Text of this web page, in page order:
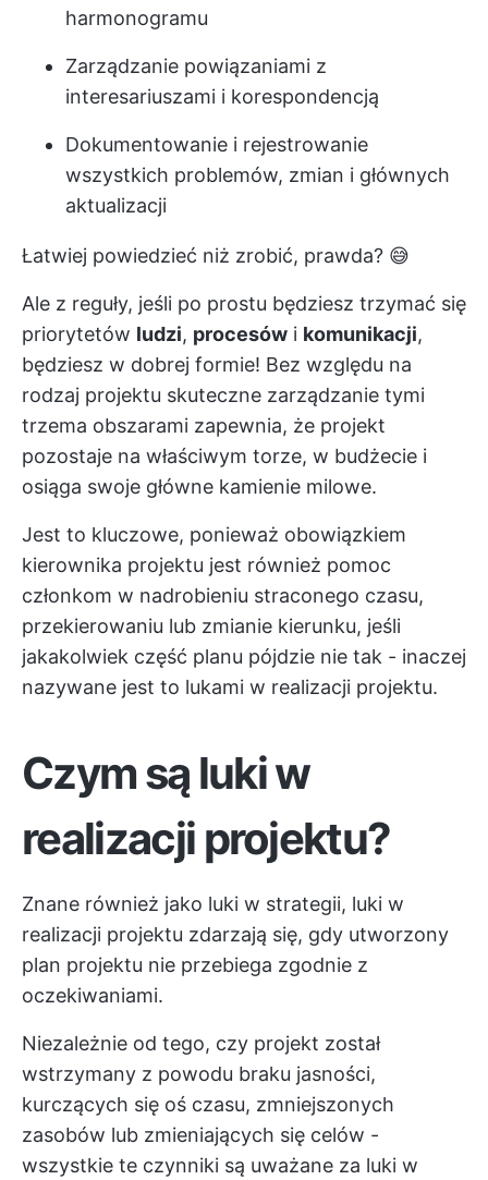
harmonogramu
Zarządzanie powiązaniami z
interesariuszami i korespondencją
Dokumentowanie i rejestrowanie
wszystkich problemów, zmian i głównych
aktualizacji
Łatwiej powiedzieć niż zrobić, prawda? 😅
Ale z reguły, jeśli po prostu będziesz trzymać się
priorytetów ludzi, procesów i komunikacji,
będziesz w dobrej formie! Bez względu na
rodzaj projektu skuteczne zarządzanie tymi
trzema obszarami zapewnia, że projekt
pozostaje na właściwym torze, w budżecie i
osiąga swoje główne kamienie milowe.
Jest to kluczowe, ponieważ obowiązkiem
kierownika projektu jest również pomoc
członkom w nadrobieniu straconego czasu,
przekierowaniu lub zmianie kierunku, jeśli
jakakolwiek część planu pójdzie nie tak - inaczej
nazywane jest to lukami w realizacji projektu.
Czym są luki w
realizacji projektu?
Znane również jako luki w strategii, luki w
realizacji projektu zdarzają się, gdy utworzony
plan projektu nie przebiega zgodnie z
oczekiwaniami.
Niezależnie od tego, czy projekt został
wstrzymany z powodu braku jasności,
kurczących się oś czasu, zmniejszonych
zasobów lub zmieniających się celów -
wszystkie te czynniki są uważane za luki w